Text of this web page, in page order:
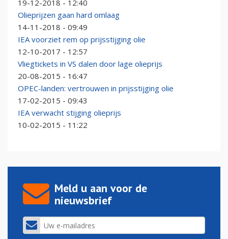
19-12-2018 - 12:40
Olieprijzen gaan hard omlaag
14-11-2018 - 09:49
IEA voorziet rem op prijsstijging olie
12-10-2017 - 12:57
Vliegtickets in VS dalen door lage olieprijs
20-08-2015 - 16:47
OPEC-landen: vertrouwen in prijsstijging olie
17-02-2015 - 09:43
IEA verwacht stijging olieprijs
10-02-2015 - 11:22
Meld u aan voor de
nieuwsbrief